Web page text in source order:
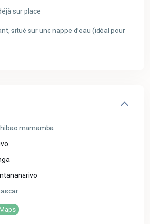
sur place
situé sur une nappe d’eau (idéal pour
mamamba